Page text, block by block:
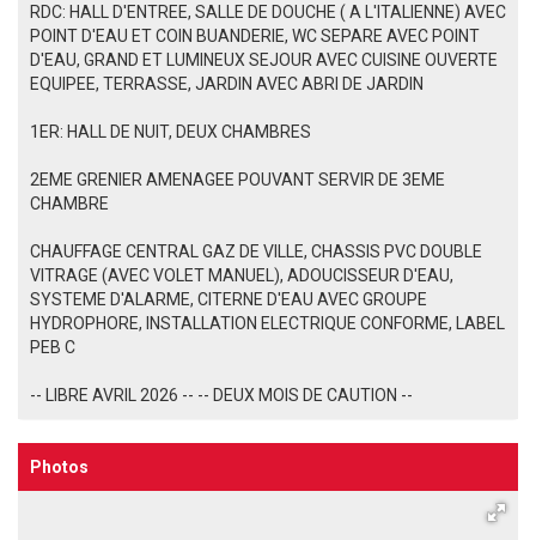
RDC: HALL D'ENTREE, SALLE DE DOUCHE ( A L'ITALIENNE) AVEC
POINT D'EAU ET COIN BUANDERIE, WC SEPARE AVEC POINT
D'EAU, GRAND ET LUMINEUX SEJOUR AVEC CUISINE OUVERTE
EQUIPEE, TERRASSE, JARDIN AVEC ABRI DE JARDIN
1ER: HALL DE NUIT, DEUX CHAMBRES
2EME GRENIER AMENAGEE POUVANT SERVIR DE 3EME
CHAMBRE
CHAUFFAGE CENTRAL GAZ DE VILLE, CHASSIS PVC DOUBLE
VITRAGE (AVEC VOLET MANUEL), ADOUCISSEUR D'EAU,
SYSTEME D'ALARME, CITERNE D'EAU AVEC GROUPE
HYDROPHORE, INSTALLATION ELECTRIQUE CONFORME, LABEL
PEB C
-- LIBRE AVRIL 2026 -- -- DEUX MOIS DE CAUTION --
Photos